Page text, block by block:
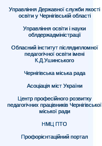
Управління Державної служби якості
освіти у Чернігівській області
Управління освіти і науки
облдержадміністрації
Обласний інститут післядипломної
педагогічної освіти імені
К.Д.Ушинського
Чернігівська міська рада
Асоціація міст України
Центр професійного розвитку
педагогічних працівників Чернігівської
міської ради
НМЦ ПТО
Профорієнтаційний портал